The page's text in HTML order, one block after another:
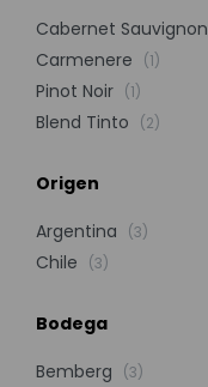
Cabernet Sauvignon
Carmenere (1)
Pinot Noir (1)
Blend Tinto (2)
Origen
Argentina
(3)
Chile (3)
Bodega
Bemberg
(3)